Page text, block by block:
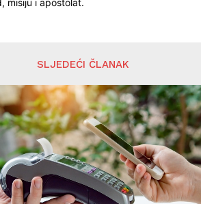
misiju i apostolat.
SLJEDEĆI ČLANAK